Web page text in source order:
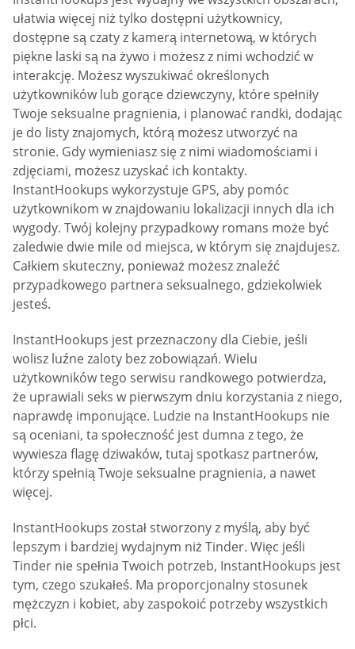
ułatwia więcej niż tylko dostępni użytkownicy,
dostępne są czaty z kamerą internetową, w których
piękne laski są na żywo i możesz z nimi wchodzić w
interakcję. Możesz wyszukiwać określonych
użytkowników lub gorące dziewczyny, które spełniły
Twoje seksualne pragnienia, i planować randki, dodając
je do listy znajomych, którą możesz utworzyć na
stronie. Gdy wymieniasz się z nimi wiadomościami i
zdjęciami, możesz uzyskać ich kontakty.
InstantHookups wykorzystuje GPS, aby pomóc
użytkownikom w znajdowaniu lokalizacji innych dla ich
wygody. Twój kolejny przypadkowy romans może być
zaledwie dwie mile od miejsca, w którym się znajdujesz.
Całkiem skuteczny, ponieważ możesz znaleźć
przypadkowego partnera seksualnego, gdziekolwiek
jesteś.
InstantHookups jest przeznaczony dla Ciebie, jeśli
wolisz luźne zaloty bez zobowiązań. Wielu
użytkowników tego serwisu randkowego potwierdza,
że uprawiali seks w pierwszym dniu korzystania z niego,
naprawdę imponujące. Ludzie na InstantHookups nie
są oceniani, ta społeczność jest dumna z tego, że
wywiesza flagę dziwaków, tutaj spotkasz partnerów,
którzy spełnią Twoje seksualne pragnienia, a nawet
więcej.
InstantHookups został stworzony z myślą, aby być
lepszym i bardziej wydajnym niż Tinder. Więc jeśli
Tinder nie spełnia Twoich potrzeb, InstantHookups jest
tym, czego szukałeś. Ma proporcjonalny stosunek
mężczyzn i kobiet, aby zaspokoić potrzeby wszystkich
płci.